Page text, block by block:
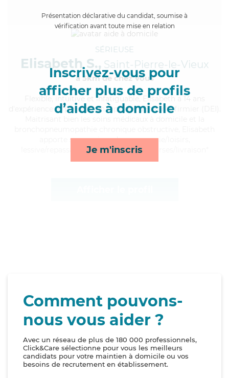
Présentation déclarative du candidat, soumise à
vérification avant toute mise en relation
Inscrivez-vous pour
afficher plus de profils
d’aides à domicile
Je m'inscris
SÉRIEUSE
Elisabeth S., Saint-Pierre-le-Vieux
à 5km de chez Vous
, intuitive et infatiguable, Elisabeth a 14 ans
d'expérience et possède un diplôme d'Etat d'infirmier (DEI).
apporte ses services de compagnie/loisirs,
lessive/repassage, lever/coucher et courses/livraison*
Comment pouvons-
nous vous aider ?
Avec un réseau de plus de 180 000 professionnels,
Click&Care sélectionne pour vous les meilleurs
candidats pour votre maintien à domicile ou vos
besoins de recrutement en établissement.